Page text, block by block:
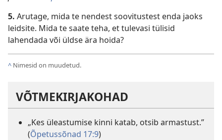
5. Arutage, mida te nendest soovitustest enda jaoks
leidsite. Mida te saate teha, et tulevasi tülisid
lahendada või üldse ära hoida?
^ Nimesid on muudetud.
VÕTMEKIRJAKOHAD
„Kes üleastumise kinni katab, otsib armastust.”
(Õpetussõnad 17:9)